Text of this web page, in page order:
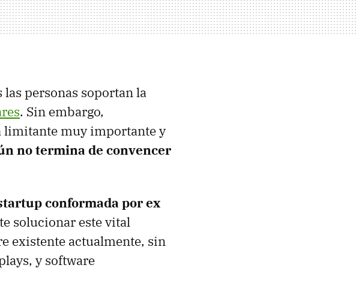
personas soportan la
. Sin embargo,
limitante muy importante y
no termina de convencer
conformada por ex
solucionar este vital
existente actualmente, sin
y software